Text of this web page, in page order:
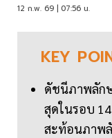
12 ก.พ. 69 | 07:56 น.
KEY
ดัชนีภาพลัก
สุดในรอบ
สะท้อนภาพ